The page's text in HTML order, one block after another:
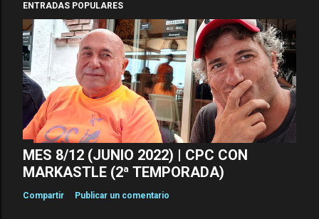
ENTRADAS POPULARES
MES 8/12 (JUNIO 2022) | CPC CON
MARKASTLE (2ª TEMPORADA)
Compartir Publicar un comentario